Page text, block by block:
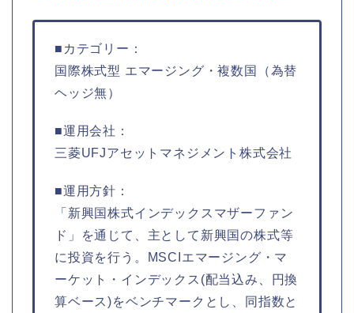
■カテゴリー：
国際株式型 エマージング・複数国（為替
ヘッジ無）
■運用会社：
三菱UFJアセットマネジメント株式会社
■運用方針：
「新興国株式インデックスマザーファン
ド」を通じて、主として新興国の株式等
に投資を行う。MSCIエマージング・マ
ーケット・インデックス(配当込み、円換
算ベース)をベンチマークとし、同指数と